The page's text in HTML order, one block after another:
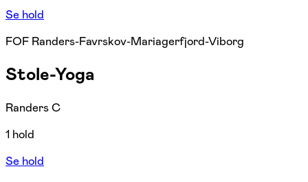
Se hold
FOF Randers-Favrskov-Mariagerfjord-Viborg
Stole-Yoga
Randers C
1 hold
Se hold